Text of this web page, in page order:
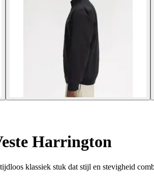
Harrington
klassiek stuk dat stijl en stevigheid